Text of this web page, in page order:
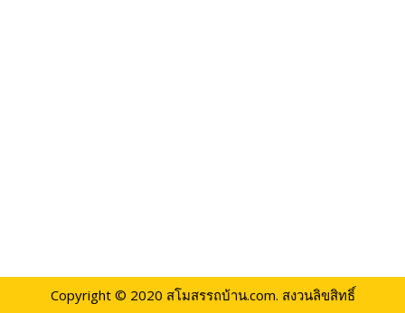
Copyright © 2020 สโมสรรถบ้าน.com. สงวนลิขสิทธิ์